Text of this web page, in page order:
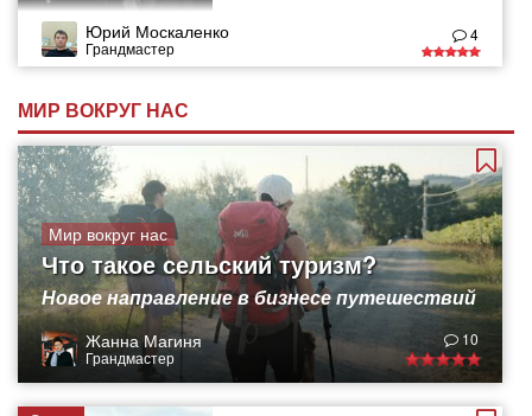
Юрий Москаленко
Грандмастер
4
МИР ВОКРУГ НАС
Мир вокруг нас
Что такое сельский туризм?
Новое направление в бизнесе путешествий
Жанна Магиня
Грандмастер
10